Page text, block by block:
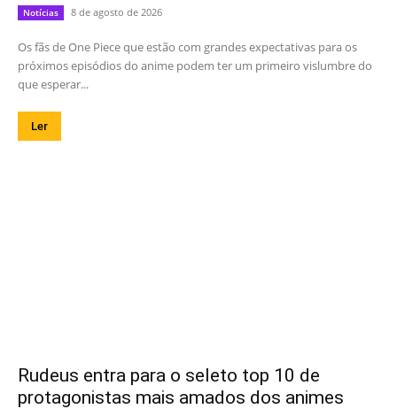
Notícias 8 de agosto de 2026
Os fãs de One Piece que estão com grandes expectativas para os
próximos episódios do anime podem ter um primeiro vislumbre do
que esperar...
Ler
Rudeus entra para o seleto top 10 de
protagonistas mais amados dos animes